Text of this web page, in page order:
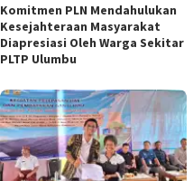
Komitmen PLN Mendahulukan
Kesejahteraan Masyarakat
Diapresiasi Oleh Warga Sekitar
PLTP Ulumbu